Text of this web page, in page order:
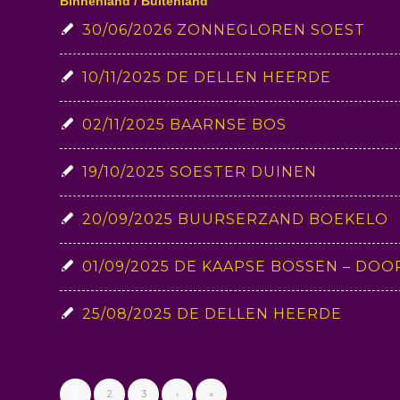
30/06/2026 ZONNEGLOREN SOEST
10/11/2025 DE DELLEN HEERDE
02/11/2025 BAARNSE BOS
19/10/2025 SOESTER DUINEN
20/09/2025 BUURSERZAND BOEKELO
01/09/2025 DE KAAPSE BOSSEN –
25/08/2025 DE DELLEN HEERDE
2 3 › »